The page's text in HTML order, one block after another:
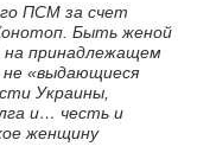
ПСМ за счет
Быть женой
принадлежащем
«выдающиеся
Украины,
и… честь и
женщину